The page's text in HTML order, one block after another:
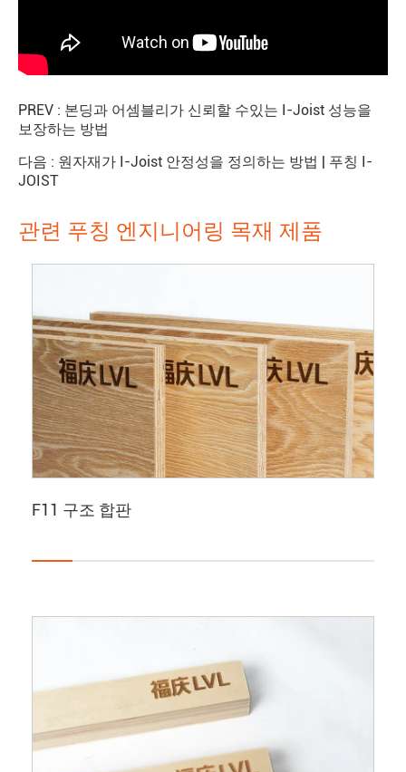
PREV : 본딩과 어셈블리가 신뢰할 수있는 I-Joist 성능을
보장하는 방법
다음 : 원자재가 I-Joist 안정성을 정의하는 방법 | 푸칭 I-
JOIST
관련 푸칭 엔지니어링 목재 제품
F11 구조 합판